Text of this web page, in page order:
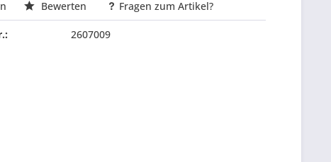
Bewerten Fragen zum Artikel?
2607009